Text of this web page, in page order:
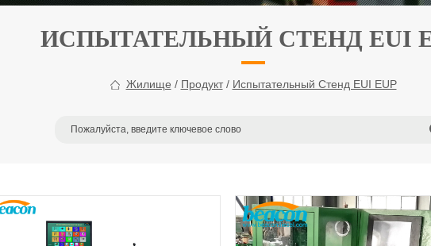
ИСПЫТАТЕЛЬНЫЙ СТЕНД EUI
Жилище / Продукт/ Испытательный Стенд EUI EUP